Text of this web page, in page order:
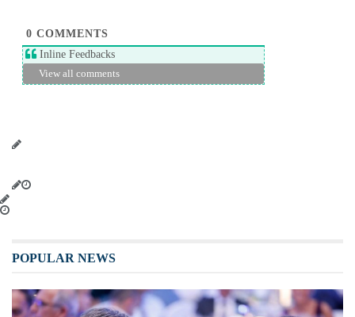
0 COMMENTS
Inline Feedbacks
View all comments
POPULAR NEWS